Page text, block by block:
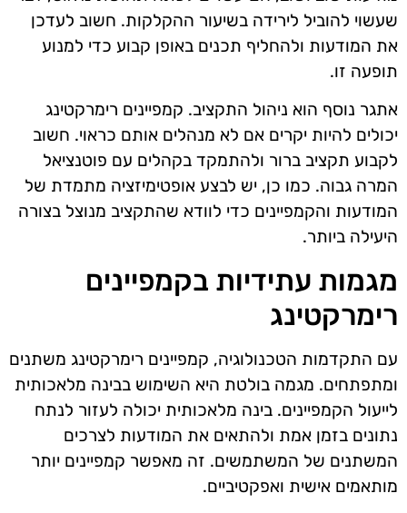
שעשוי להוביל לירידה בשיעור ההקלקות. חשוב לעדכן
את המודעות ולהחליף תכנים באופן קבוע כדי למנוע
תופעה זו.
אתגר נוסף הוא ניהול התקציב. קמפיינים רימרקטינג
יכולים להיות יקרים אם לא מנהלים אותם כראוי. חשוב
לקבוע תקציב ברור ולהתמקד בקהלים עם פוטנציאל
המרה גבוה. כמו כן, יש לבצע אופטימיזציה מתמדת של
המודעות והקמפיינים כדי לוודא שהתקציב מנוצל בצורה
היעילה ביותר.
מגמות עתידיות בקמפיינים
רימרקטינג
עם התקדמות הטכנולוגיה, קמפיינים רימרקטינג משתנים
ומתפתחים. מגמה בולטת היא השימוש בבינה מלאכותית
לייעול הקמפיינים. בינה מלאכותית יכולה לעזור לנתח
נתונים בזמן אמת ולהתאים את המודעות לצרכים
המשתנים של המשתמשים. זה מאפשר קמפיינים יותר
מותאמים אישית ואפקטיביים.